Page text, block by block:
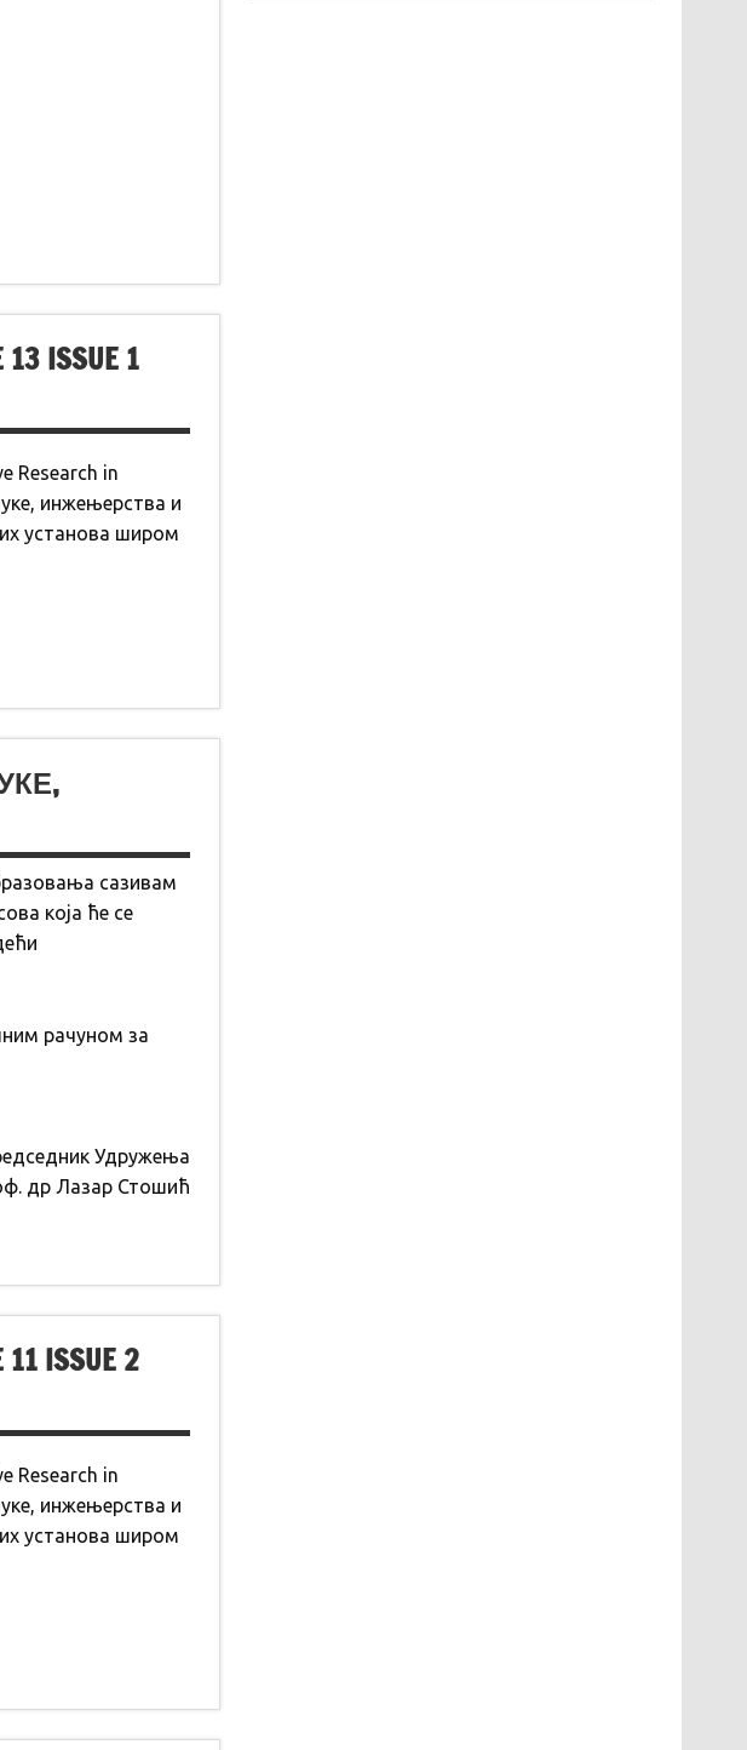
ISSUE 1
Research in
инжењерства и
установа широм
сазивам
која ће се
рачуном за
Удружења
др Лазар Стошић
ISSUE 2
Research in
инжењерства и
установа широм